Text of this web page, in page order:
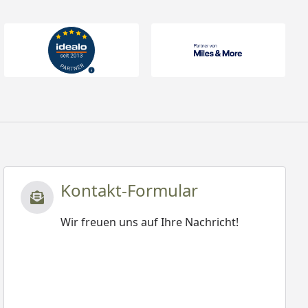
Kontakt-Formular
Wir freuen uns auf Ihre Nachricht!